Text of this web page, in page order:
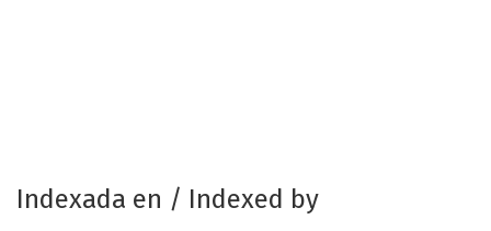
Indexada en / Indexed by